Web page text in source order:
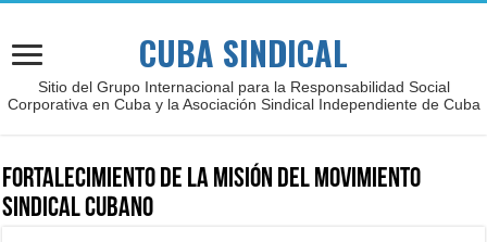
CUBA SINDICAL
Sitio del Grupo Internacional para la Responsabilidad Social
Corporativa en Cuba y la Asociación Sindical Independiente de Cuba
Fortalecimiento de la Misión del Movimiento
Sindical Cubano